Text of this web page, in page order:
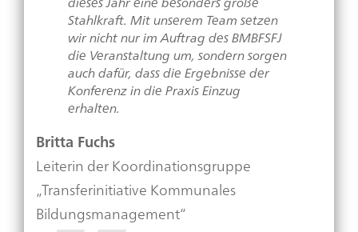
Stahlkraft. Mit unserem Team setzen
wir nicht nur im Auftrag des BMBFSFJ
die Veranstaltung um, sondern sorgen
auch dafür, dass die Ergebnisse der
Konferenz in die Praxis Einzug
erhalten.
Britta Fuchs
Leiterin der Koordinationsgruppe
„Transferinitiative Kommunales
Bildungsmanagement“